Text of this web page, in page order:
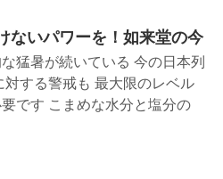
ないパワーを！如来堂の今
猛暑が続いている 今の日本列
対する警戒も 最大限のレベル
です こまめな水分と塩分の